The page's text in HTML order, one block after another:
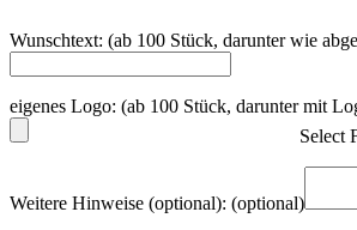
Wunschtext: (ab 100 Stück, darunter wie
eigenes Logo: (ab 100 Stück, darunter mit
Select
Weitere Hinweise (optional): (optional)